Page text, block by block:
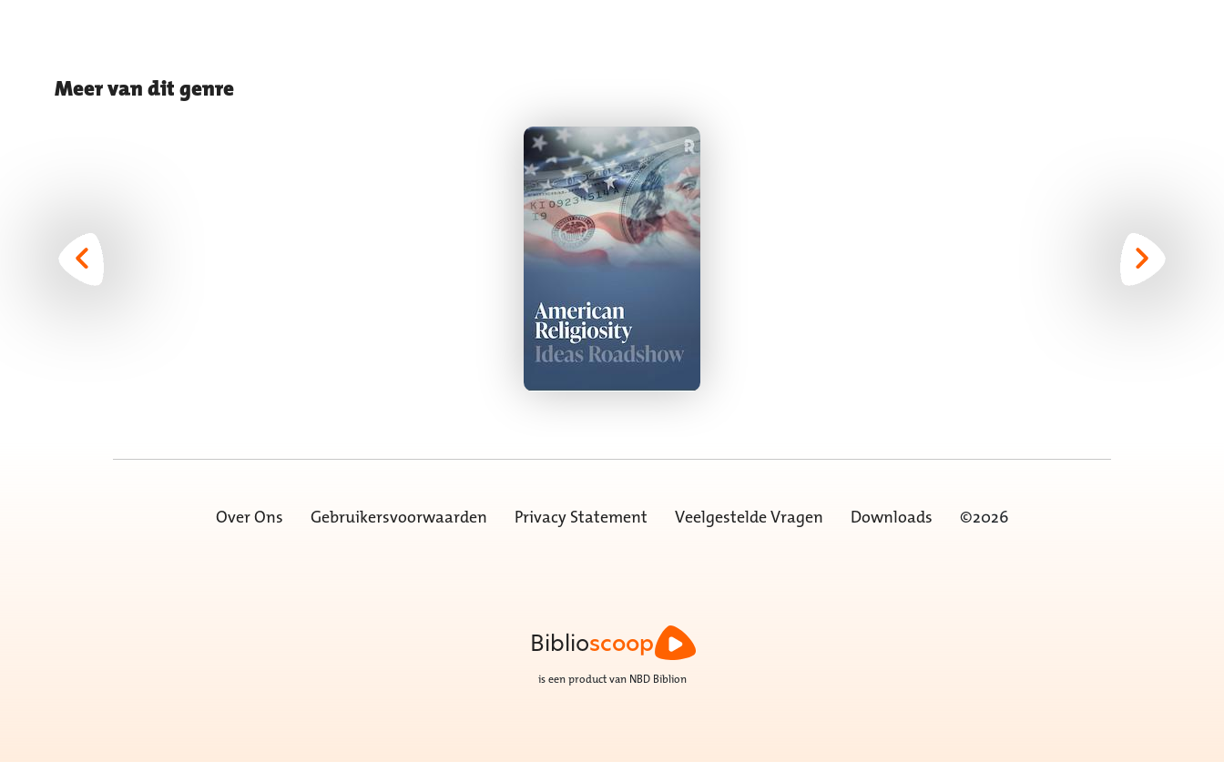
Meer van dit genre
Over Ons Gebruikersvoorwaarden Privacy Statement Veelgestelde Vragen Downloads ©2026
Biblioscoop
is een product van NBD Biblion